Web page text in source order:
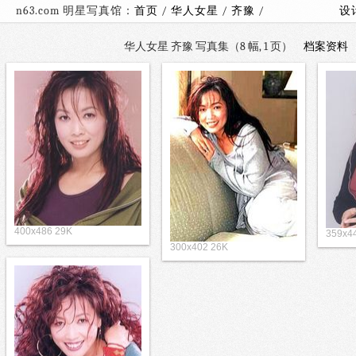
n63.com 明星写真馆： 首页 / 华人女星 / 齐豫 / 设
华人女星 齐豫 写真集（8 幅, 1 页） 档案资料
400x486 29K
300x402 26K